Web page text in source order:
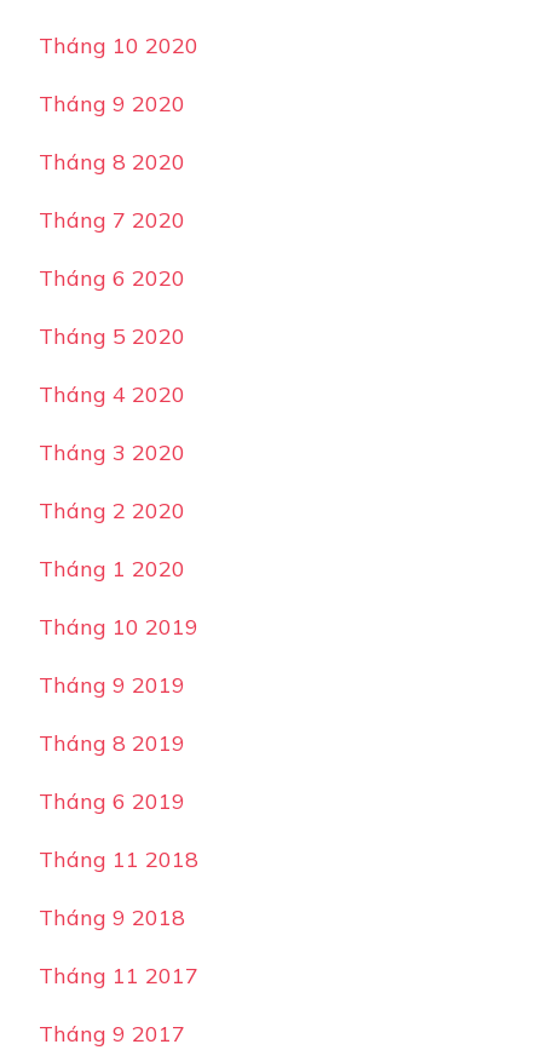
Tháng 10 2020
Tháng 9 2020
Tháng 8 2020
Tháng 7 2020
Tháng 6 2020
Tháng 5 2020
Tháng 4 2020
Tháng 3 2020
Tháng 2 2020
Tháng 1 2020
Tháng 10 2019
Tháng 9 2019
Tháng 8 2019
Tháng 6 2019
Tháng 11 2018
Tháng 9 2018
Tháng 11 2017
Tháng 9 2017